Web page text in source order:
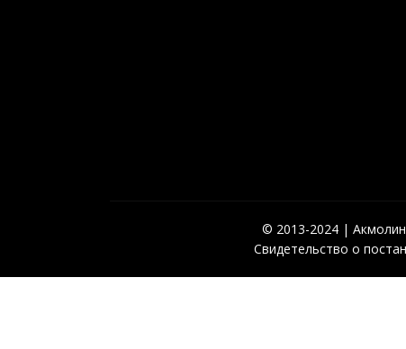
© 2013-2024 |
Свидетельство о